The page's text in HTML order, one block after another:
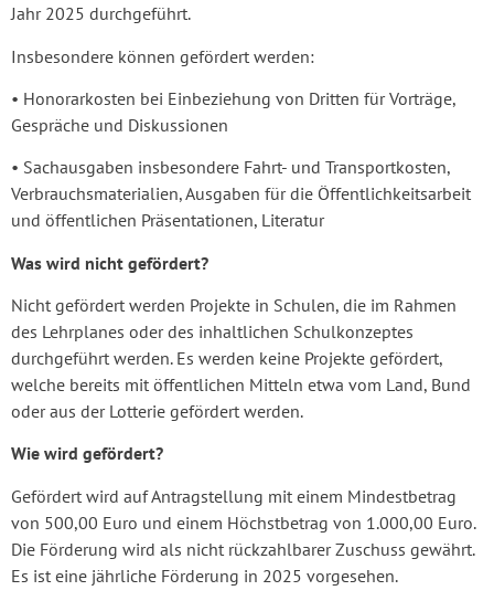
Jahr 2025 durchgeführt.
Insbesondere können gefördert werden:
• Honorarkosten bei Einbeziehung von Dritten für Vorträge,
Gespräche und Diskussionen
• Sachausgaben insbesondere Fahrt- und Transportkosten,
Verbrauchsmaterialien, Ausgaben für die Öffentlichkeitsarbeit
und öffentlichen Präsentationen, Literatur
Was wird nicht gefördert?
Nicht gefördert werden Projekte in Schulen, die im Rahmen
des Lehrplanes oder des inhaltlichen Schulkonzeptes
durchgeführt werden. Es werden keine Projekte gefördert,
welche bereits mit öffentlichen Mitteln etwa vom Land, Bund
oder aus der Lotterie gefördert werden.
Wie wird gefördert?
Gefördert wird auf Antragstellung mit einem Mindestbetrag
von 500,00 Euro und einem Höchstbetrag von 1.000,00 Euro.
Die Förderung wird als nicht rückzahlbarer Zuschuss gewährt.
Es ist eine jährliche Förderung in 2025 vorgesehen.